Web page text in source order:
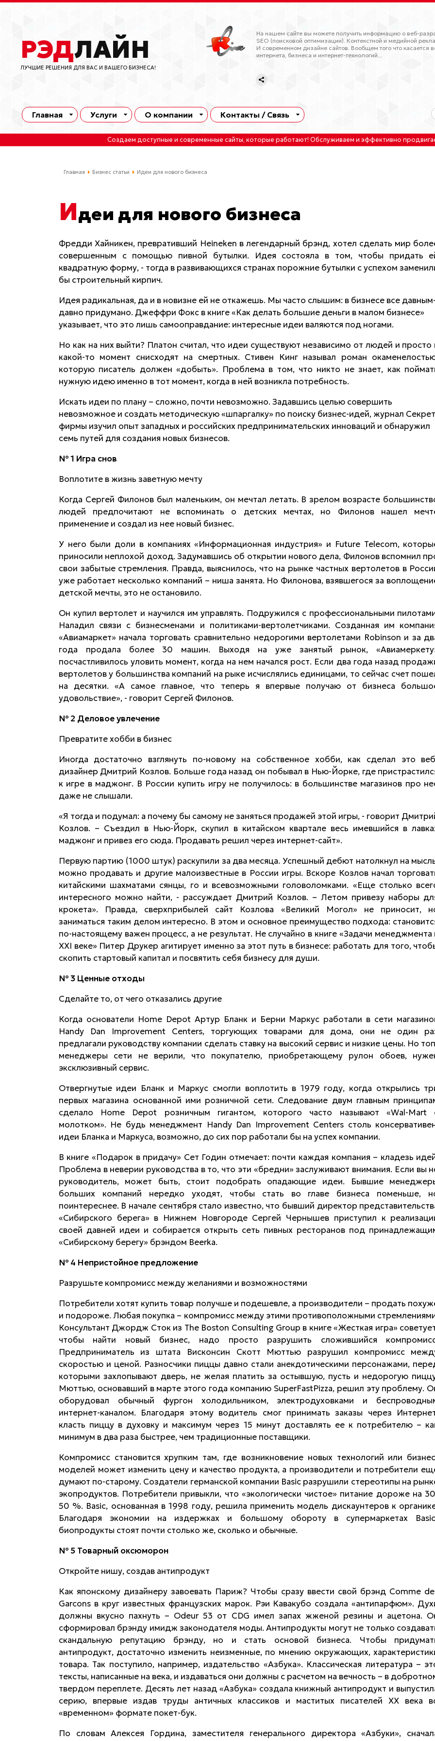
РЭДЛАЙН
ЛУЧШИЕ РЕШЕНИЯ ДЛЯ ВАС И ВАШЕГО БИЗНЕСА!
На нашем сайте вы можете получить информацию о веб-
SEO (поисковой оптимизации). Контекстной и медийной
И современном дизайне сайтов. Вообщем того что касается
интернета, бизнеса и интернет-технологий...
Главная Услуги О компании Контакты / Связь
Создаем доступные и современные сайты, которые работают! Обслуживаем и эффективно
Главная Бизнес статьи Идеи для нового бизнеса
Идеи для нового бизнеса
Фредди Хайникен, превративший Heineken в легендарный брэнд, хотел сделать мир
совершенным с помощью пивной бутылки. Идея состояла в том, чтобы придать
квадратную форму, - тогда в развивающихся странах порожние бутылки с успехом
бы строительный кирпич.
Идея радикальная, да и в новизне ей не откажешь. Мы часто слышим: в бизнесе все давным-
давно придумано. Джеффри Фокс в книге «Как делать большие деньги в малом бизнесе»
указывает, что это лишь самооправдание: интересные идеи валяются под ногами.
Но как на них выйти? Платон считал, что идеи существуют независимо от людей и просто
какой-то момент снисходят на смертных. Стивен Кинг называл роман
которую писатель должен «добыть». Проблема в том, что никто не знает, как
нужную идею именно в тот момент, когда в ней возникла потребность.
Искать идеи по плану – сложно, почти невозможно. Задавшись целью совершить
невозможное и создать методическую «шпаргалку» по поиску бизнес-идей, журнал Секрет
фирмы изучил опыт западных и российских предпринимательских инноваций и обнаружил
семь путей для создания новых бизнесов.
№ 1 Игра снов
Воплотите в жизнь заветную мечту
Когда Сергей Филонов был маленьким, он мечтал летать. В зрелом возрасте
людей предпочитают не вспоминать о детских мечтах, но Филонов нашел
применение и создал из нее новый бизнес.
У него были доли в компаниях «Информационная индустрия» и Future Telecom,
приносили неплохой доход. Задумавшись об открытии нового дела, Филонов вспомнил
свои забытые стремления. Правда, выяснилось, что на рынке частных вертолетов в
уже работает несколько компаний – ниша занята. Но Филонова, взявшегося за
детской мечты, это не остановило.
Он купил вертолет и научился им управлять. Подружился с профессиональными
Наладил связи с бизнесменами и политиками-вертолетчиками. Созданная им
«Авиамаркет» начала торговать сравнительно недорогими вертолетами Robinson и за
года продала более 30 машин. Выходя на уже занятый рынок,
посчастливилось уловить момент, когда на нем начался рост. Если два года назад
вертолетов у большинства компаний на рыке исчислялись единицами, то сейчас счет
на десятки. «А самое главное, что теперь я впервые получаю от бизнеса
удовольствие», - говорит Сергей Филонов.
№ 2 Деловое увлечение
Превратите хобби в бизнес
Иногда достаточно взглянуть по-новому на собственное хобби, как сделал это
дизайнер Дмитрий Козлов. Больше года назад он побывал в Нью-Йорке, где
к игре в маджонг. В России купить игру не получилось: в большинстве магазинов про
даже не слышали.
«Я тогда и подумал: а почему бы самому не заняться продажей этой игры, - говорит
Козлов. – Съездил в Нью-Йорк, скупил в китайском квартале весь имевшийся в
маджонг и привез его сюда. Продавать решил через интернет-сайт».
Первую партию (1000 штук) раскупили за два месяца. Успешный дебют натолкнул на
можно продавать и другие малоизвестные в России игры. Вскоре Козлов начал
китайскими шахматами сянцы, го и всевозможными головоломками. «Еще столько
интересного можно найти, - рассуждает Дмитрий Козлов. – Летом привезу наборы
крокета». Правда, сверхприбылей сайт Козлова «Великий Могол» не приносит,
заниматься таким делом интересно. В этом и основное преимущество подхода:
по-настоящему важен процесс, а не результат. Не случайно в книге «Задачи менеджмента
XXI веке» Питер Друкер агитирует именно за этот путь в бизнесе: работать для того,
скопить стартовый капитал и посвятить себя бизнесу для души.
№ 3 Ценные отходы
Сделайте то, от чего отказались другие
Когда основатели Home Depot Артур Бланк и Берни Маркус работали в сети
Handy Dan Improvement Centers, торгующих товарами для дома, они не один
предлагали руководству компании сделать ставку на высокий сервис и низкие цены. Но
менеджеры сети не верили, что покупателю, приобретающему рулон обоев,
эксклюзивный сервис.
Отвергнутые идеи Бланк и Маркус смогли воплотить в 1979 году, когда открылись
первых магазина основанной ими розничной сети. Следование двум главным
сделало Home Depot розничным гигантом, которого часто называют «Wal-Mart
молотком». Не будь менеджмент Handy Dan Improvement Centers столь
идеи Бланка и Маркуса, возможно, до сих пор работали бы на успех компании.
В книге «Подарок в придачу» Сет Годин отмечает: почти каждая компания – кладезь
Проблема в неверии руководства в то, что эти «бредни» заслуживают внимания. Если вы
руководитель, может быть, стоит подобрать опадающие идеи. Бывшие
больших компаний нередко уходят, чтобы стать во главе бизнеса поменьше,
поинтереснее. В начале сентября стало известно, что бывший директор
«Сибирского берега» в Нижнем Новгороде Сергей Чернышев приступил к
своей давней идеи и собирается открыть сеть пивных ресторанов под
«Сибирскому берегу» брэндом Beerka.
№ 4 Непристойное предложение
Разрушьте компромисс между желаниями и возможностями
Потребители хотят купить товар получше и подешевле, а производители – продать
и подороже. Любая покупка – компромисс между этими противоположными
Консультант Джордж Сток из The Boston Consulting Group в книге «Жесткая игра»
чтобы найти новый бизнес, надо просто разрушить сложившийся
Предприниматель из штата Висконсин Скотт Мюттью
разрушил компромисс
скоростью и ценой. Разносчики пиццы давно стали анекдотическими персонажами,
которыми захлопывают дверь, не желая платить за остывшую, пусть и недорогую
Мюттью, основавший в марте этого года компанию SuperFastPizza, решил эту проблему.
оборудовал обычный фургон холодильником, электродуховками и
интернет-каналом. Благодаря этому водитель смог принимать заказы через
класть пиццу в духовку и максимум через 15 минут доставлять ее к потребителю –
минимум в два раза быстрее, чем традиционные поставщики.
Компромисс становится хрупким там, где возникновение новых технологий или
моделей может изменить цену и качество продукта, а производители и потребители
думают по-старому. Создатели германской компании Basic разрушили стереотипы на
экопродуктов. Потребители привыкли, что «экологически чистое» питание дороже на
50 %. Basic, основанная в 1998 году, решила применить модель дискаунтеров к
Благодаря экономии на издержках и большому обороту в супермаркетах
биопродукты стоят почти столько же, сколько и обычные.
№ 5 Товарный оксюморон
Откройте нишу, создав антипродукт
Как японскому дизайнеру завоевать Париж? Чтобы сразу ввести свой брэнд Comme
Garcons в круг известных французских марок. Рэи Кавакубо создала «антипарфюм».
должны вкусно пахнуть – Odeur 53 от CDG имел запах жженой резины и ацетона.
сформировал брэнду имидж законодателя моды. Антипродукты могут не только
скандальную репутацию брэнду, но и стать основой бизнеса. Чтобы
антипродукт, достаточно изменить неизменные, по мнению окружающих,
товара. Так поступило, например, издательство «Азбука». Классическая литература –
тексты, написанные на века, и издаваться они должны с расчетом на вечность – в
твердом переплете. Десять лет назад «Азбука» создала книжный антипродукт и
серию, впервые издав труды античных классиков и маститых писателей ХХ века
«временном» формате покет-бук.
По словам Алексея Гордина, заместителя генерального директора «Азбуки»,